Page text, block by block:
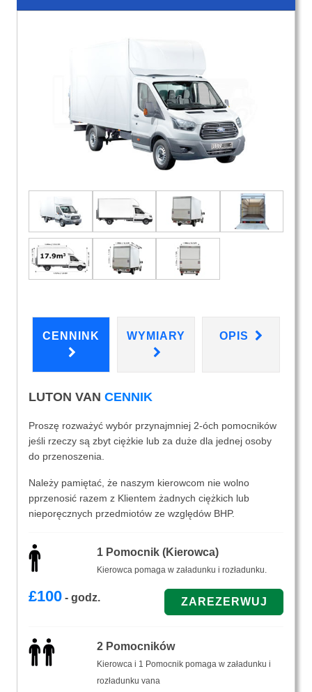
CENNINK WYMIARY OPIS
LUTON VAN CENNIK
Proszę rozważyć wybór przynajmniej 2-óch pomocników
jeśli rzeczy są zbyt ciężkie lub za duże dla jednej osoby
do przenoszenia.
Należy pamiętać, że naszym kierowcom nie wolno
pprzenosić razem z Klientem żadnych ciężkich lub
nieporęcznych przedmiotów ze względów BHP.
1 Pomocnik (Kierowca)
Kierowca pomaga w załadunku i rozładunku.
£100 - godz.
2 Pomocników
Kierowca i 1 Pomocnik pomaga w załadunku i
rozładunku vana